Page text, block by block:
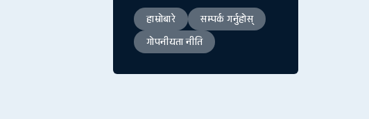
हाम्रोबारे
सम्पर्क गर्नुहोस्
गोपनीयता नीति